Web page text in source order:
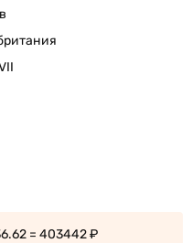
= 403442 ₽